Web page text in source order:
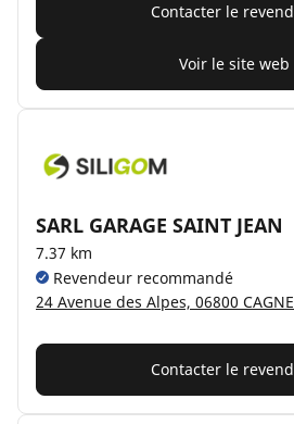
Contacter le
Voir le site web
SARL GARAGE SAINT JEAN
7.37 km
Revendeur recommandé
24 Avenue des Alpes, 06800
Contacter le